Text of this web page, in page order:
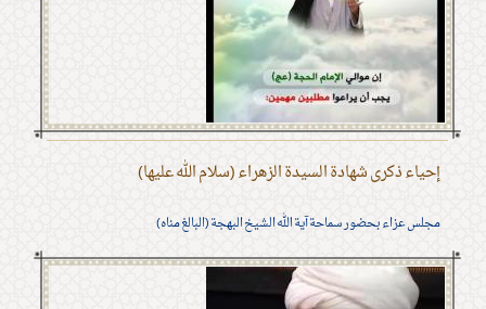
إحياء ذكرى شهادة السيدة الزهراء (سلام الله عليها)
مجلس عزاء بحضور سماحة آية الله الشيخ البهجة (البالغ مناه)